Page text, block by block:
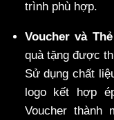
trình phù hợp.
Voucher và
quà tặng được
Sử dụng chất
logo kết hợp
Voucher thành